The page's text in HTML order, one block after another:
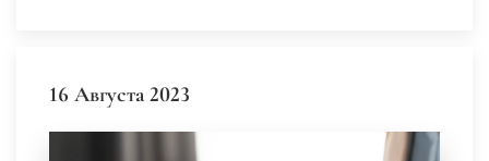
16 Августа 2023